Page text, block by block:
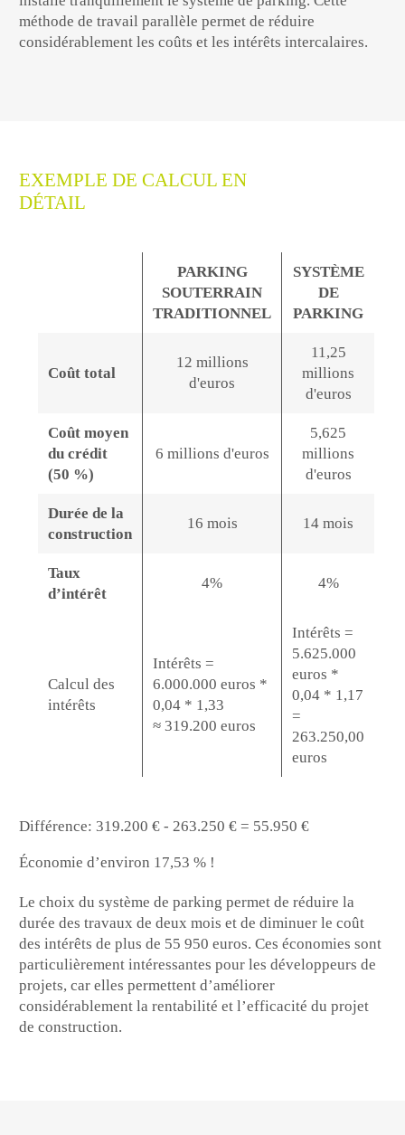
méthode de travail parallèle permet de réduire
considérablement les coûts et les intérêts intercalaires.
EXEMPLE DE CALCUL EN
DÉTAIL
PARKING
SOUTERRAIN
TRADITIONNEL
SYSTÈME
DE
PARKING
Calcul des
intérêts
Intérêts =
6.000.000 euros *
0,04 * 1,33
≈ 319.200 euros
Intérêts =
5.625.000
euros *
0,04 * 1,17
=
263.250,00
euros
Coût total
12 millions
d'euros
11,25
millions
d'euros
Coût moyen
du crédit
(50 %)
6 millions d'euros
5,625
millions
d'euros
Durée de la
construction
16 mois 14 mois
Taux
d’intérêt
4% 4%
Différence: 319.200 € - 263.250 € = 55.950 €
Économie d’environ 17,53 % !
Le choix du système de parking permet de réduire la
durée des travaux dedeux mois et de diminuer le coût
des intérêts de plus de 55 950 euros. Ces économies sont
particulièrement intéressantes pour les développeurs de
projets, car elles permettent d’améliorer
considérablement la rentabilité et l’efficacité du projet
de construction.